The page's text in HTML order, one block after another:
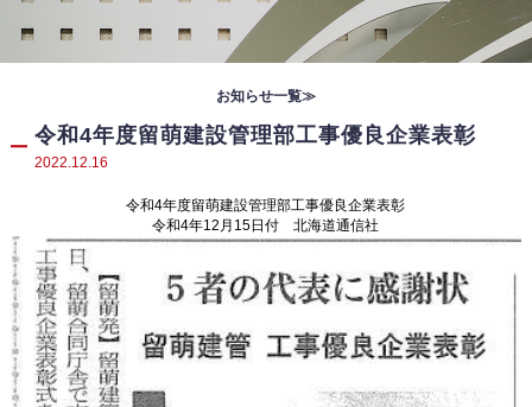
主な受注先
登録証・認定証
お知らせ（通知）
現場便り
地域貢献
新聞・雑誌掲載
採用情報
キャリア採用
お知らせ一覧≫
令和4年度留萌建設管理部工事優良企業表彰
2022.12.16
令和4年度留萌建設管理部工事優良企業表彰
令和4年12月15日付 北海道通信社